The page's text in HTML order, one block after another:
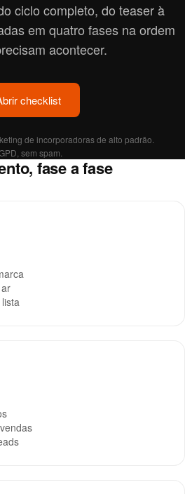
ciclo completo, do teaser à
em quatro fases na ordem
acontecer.
checklist
de incorporadoras de alto padrão.
sem spam.
fase a fase